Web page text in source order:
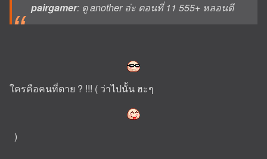
pairgamer: ดู another อ่ะ ตอนที่ 11 555+ หลอนดี
ใครคือคนที่ตาย ? !!! ( ว่าไปนั้น ฮะๆ
)